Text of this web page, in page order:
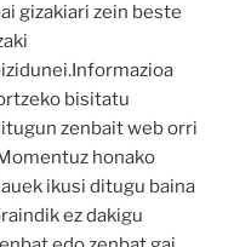
gizakiari zein beste
bisitatu
zenbait web orri
honako
ikusi ditugu baina
ez dakigu